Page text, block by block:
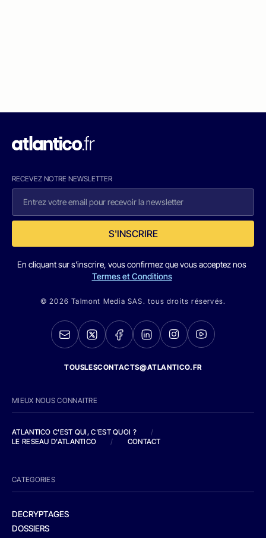
RECEVEZ NOTRE NEWSLETTER
S'INSCRIRE
En cliquant sur s'inscrire, vous confirmez que vous acceptez nos
Termes et Conditions
© 2026 Talmont Media SAS. tous droits réservés.
TOUSLESCONTACTS@ATLANTICO.FR
MIEUX NOUS CONNAITRE
ATLANTICO C'EST QUI, C'EST QUOI ?
/
LE RESEAU D'ATLANTICO
/ CONTACT
CATEGORIES
DECRYPTAGES
DOSSIERS